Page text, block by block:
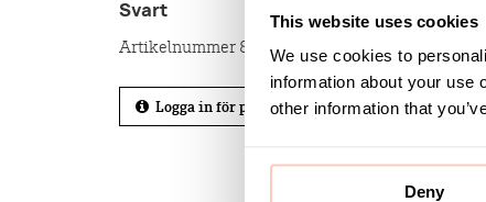
This website uses cookies
We use cookies to
information about your use
other information that
Deny
Svart
Artikelnummer 8-942-7
Logga in för pris och lagerstatus